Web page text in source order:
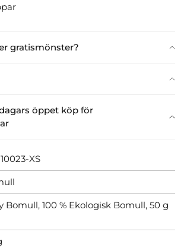
gratismönster?
öppet köp för
10023-XS
Bomull, 100 % Ekologisk Bomull, 50 g